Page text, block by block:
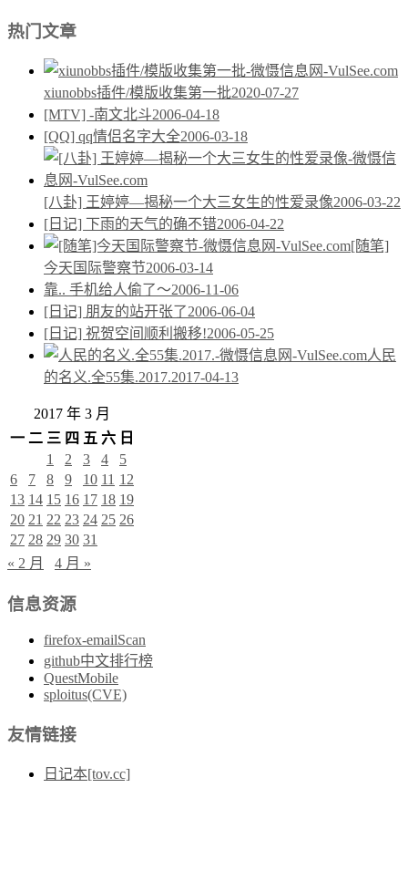
热门文章
xiunobbs插件/模版收集第一批2020-07-27
[MTV] -南文北斗2006-04-18
[QQ] qq情侣名字大全2006-03-18
[八卦] 王婷婷—揭秘一个大三女生的性爱录像2006-03-22
[日记] 下雨的天气的确不错2006-04-22
[随笔]
今天国际警察节2006-03-14
靠.. 手机给人偷了～2006-11-06
[日记] 朋友的站开张了2006-06-04
[日记] 祝贺空间顺利搬移!2006-05-25
人民
的名义.全55集.2017.2017-04-13
2017 年 3 月
一 二 三 四 五 六 日
1
2 3 4
5
6
7 8 9 10 11 12
13 14 15 16 17 18 19
20 21 22 23 24 25 26
27 28 29 30 31
« 2 月
4 月 »
信息资源
firefox-emailScan
github中文排行榜
QuestMobile
sploitus(CVE)
友情链接
日记本[tov.cc]